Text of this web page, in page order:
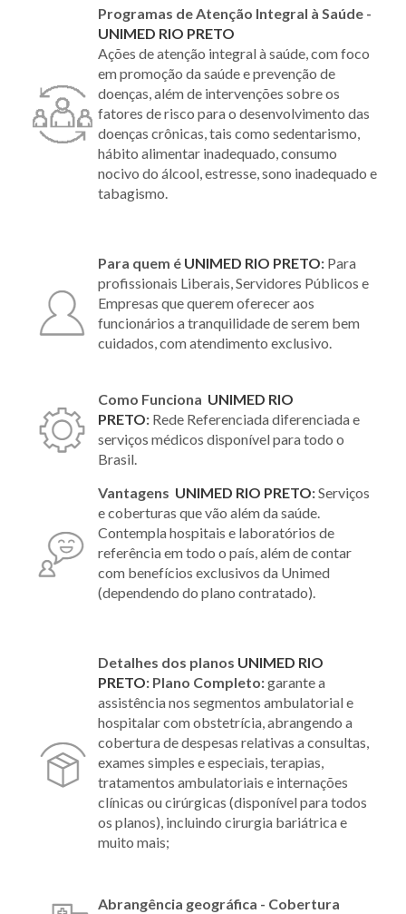
Programas de Atenção Integral à Saúde -
UNIMED RIO PRETO
Ações de atenção integral à saúde, com foco
em promoção da saúde e prevenção de
doenças, além de intervenções sobre os
fatores de risco para o desenvolvimento das
doenças crônicas, tais como sedentarismo,
hábito alimentar inadequado, consumo
nocivo do álcool, estresse, sono inadequado e
tabagismo.
Para quem é UNIMED RIO PRETO: Para
profissionais Liberais, Servidores Públicos e
Empresas que querem oferecer aos
funcionários a tranquilidade de serem bem
cuidados, com atendimento exclusivo.
Como Funciona UNIMED RIO
PRETO: Rede Referenciada diferenciada e
serviços médicos disponível para todo o
Brasil.
Vantagens UNIMED RIO PRETO:Serviços
e coberturas que vão além da saúde.
Contempla hospitais e laboratórios de
referência em todo o país, além de contar
com benefícios exclusivos da Unimed
(dependendo do plano contratado).
Detalhes dos planos UNIMED RIO
PRETO: Plano Completo:garante a
assistência nos segmentos ambulatorial e
hospitalar com obstetrícia, abrangendo a
cobertura de despesas relativas a consultas,
exames simples e especiais, terapias,
tratamentos ambulatoriais e internações
clínicas ou cirúrgicas (disponível para todos
os planos), incluindo cirurgia bariátrica e
muito mais;
Abrangência geográfica - Cobertura